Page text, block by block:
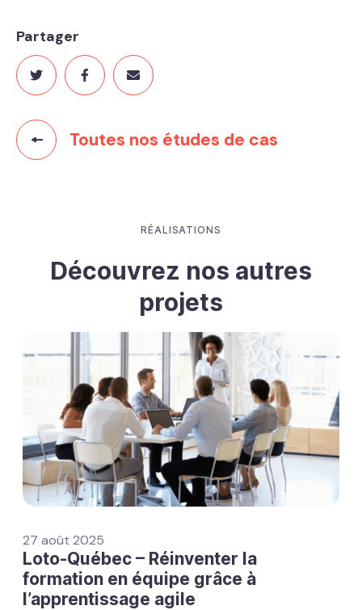
Toutes nos études de cas
Partager
RÉALISATIONS
Découvrez nos autres
projets
27 août 2025
Loto-Québec – Réinventer la
formation en équipe grâce à
l’apprentissage agile